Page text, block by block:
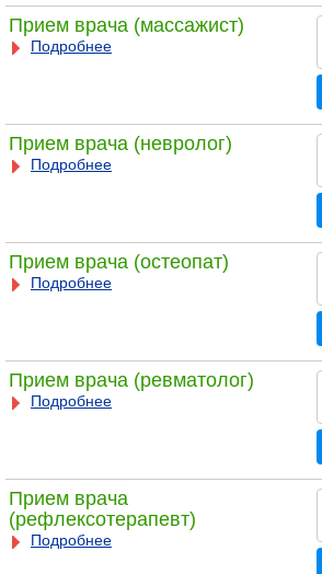
Прием врача (массажист)
Подробнее
Прием врача (невролог)
Подробнее
Прием врача (остеопат)
Подробнее
Прием врача (ревматолог)
Подробнее
Прием врача
(рефлексотерапевт)
Подробнее